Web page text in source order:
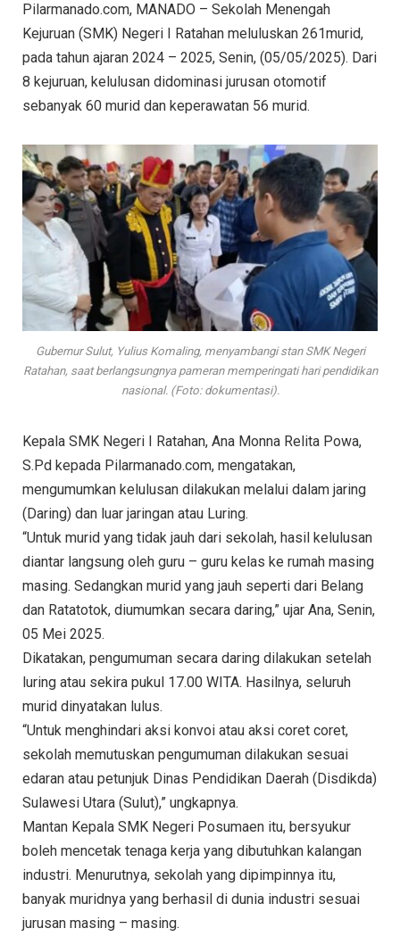
Pilarmanado.com, MANADO – Sekolah Menengah
Kejuruan (SMK) Negeri I Ratahan meluluskan 261murid,
pada tahun ajaran 2024 – 2025, Senin, (05/05/2025). Dari
8 kejuruan, kelulusan didominasi jurusan otomotif
sebanyak 60 murid dan keperawatan 56 murid.
Gubernur Sulut, Yulius Komaling, menyambangi stan SMK Negeri
Ratahan, saat berlangsungnya pameran memperingati hari pendidikan
nasional. (Foto: dokumentasi).
Kepala SMK Negeri I Ratahan, Ana Monna Relita Powa,
S.Pd kepada Pilarmanado.com, mengatakan,
mengumumkan kelulusan dilakukan melalui dalam jaring
(Daring) dan luar jaringan atau Luring.
“Untuk murid yang tidak jauh dari sekolah, hasil kelulusan
diantar langsung oleh guru – guru kelas ke rumah masing
masing. Sedangkan murid yang jauh seperti dari Belang
dan Ratatotok, diumumkan secara daring,” ujar Ana, Senin,
05 Mei 2025.
Dikatakan, pengumuman secara daring dilakukan setelah
luring atau sekira pukul 17.00 WITA. Hasilnya, seluruh
murid dinyatakan lulus.
“Untuk menghindari aksi konvoi atau aksi coret coret,
sekolah memutuskan pengumuman dilakukan sesuai
edaran atau petunjuk Dinas Pendidikan Daerah (Disdikda)
Sulawesi Utara (Sulut),” ungkapnya.
Mantan Kepala SMK Negeri Posumaen itu, bersyukur
boleh mencetak tenaga kerja yang dibutuhkan kalangan
industri. Menurutnya, sekolah yang dipimpinnya itu,
banyak muridnya yang berhasil di dunia industri sesuai
jurusan masing – masing.